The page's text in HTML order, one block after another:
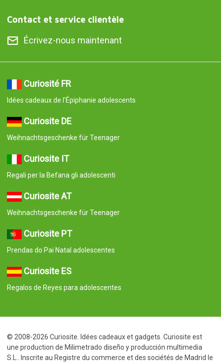
Contact et service clientèle
Écrivez-nous maintenant
Curiosité FR
Idées cadeaux de l'Épiphanie adolescents
Curiosite DE
Weihnachtsgeschenke für Teenager
Curiosite IT
Regali per la Befana gli adolescenti
Curiosite AT
Weihnachtsgeschenke für Teenager
Curiosite PT
Prendas do Pai Natal adolescentes
Curiosite ES
Regalos de Reyes para adolescentes
© 2008-2026 Curiosite. Idées cadeaux et gadgets. Curiosite est
une production de Milimetrado diseño y producción multimedia
S.L.. Inscrite au Registre du commerce et des sociétés de Madrid le